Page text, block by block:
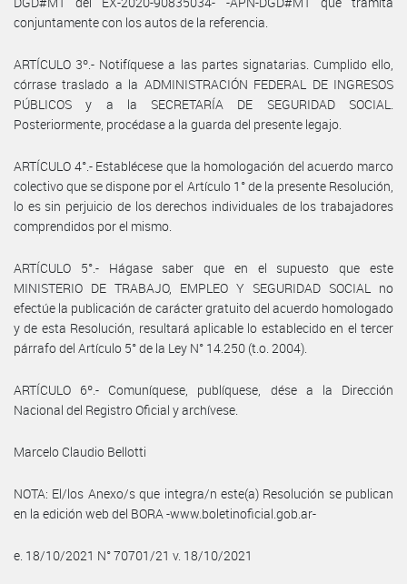
conjuntamente con los autos de la referencia.
ARTÍCULO 3º.- Notifíquese a las partes signatarias. Cumplido ello,
córrase traslado a la ADMINISTRACIÓN FEDERAL DE INGRESOS
PÚBLICOS y a la SECRETARÍA DE SEGURIDAD SOCIAL.
Posteriormente, procédase a la guarda del presente legajo.
ARTÍCULO 4°.- Establécese que la homologación del acuerdo marco
colectivo que se dispone por el Artículo 1° de la presente Resolución,
lo es sin perjuicio de los derechos individuales de los trabajadores
comprendidos por el mismo.
ARTÍCULO 5°.- Hágase saber que en el supuesto que este
MINISTERIO DE TRABAJO, EMPLEO Y SEGURIDAD SOCIAL no
efectúe la publicación de carácter gratuito del acuerdo homologado
y de esta Resolución, resultará aplicable lo establecido en el tercer
párrafo del Artículo 5° de la Ley N° 14.250 (t.o. 2004).
ARTÍCULO 6º.- Comuníquese, publíquese, dése a la Dirección
Nacional del Registro Oficial y archívese.
Marcelo Claudio Bellotti
NOTA: El/los Anexo/s que integra/n este(a) Resolución se publican
en la edición web del BORA -www.boletinoficial.gob.ar-
e. 18/10/2021 N° 70701/21 v. 18/10/2021